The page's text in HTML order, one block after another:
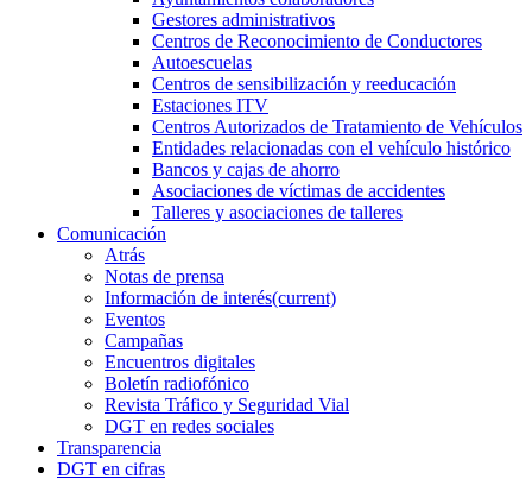
Gestores administrativos
Centros de Reconocimiento de Conductores
Autoescuelas
Centros de sensibilización y reeducación
Estaciones ITV
Centros Autorizados de Tratamiento de Vehículos
Entidades relacionadas con el vehículo histórico
Bancos y cajas de ahorro
Asociaciones de víctimas de accidentes
Talleres y asociaciones de talleres
Comunicación
Atrás
Notas de prensa
Información de interés(current)
Eventos
Campañas
Encuentros digitales
Boletín radiofónico
Revista Tráfico y Seguridad Vial
DGT en redes sociales
Transparencia
DGT en cifras